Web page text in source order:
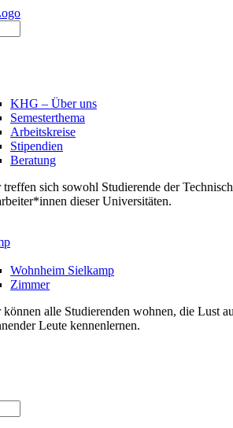
KHG – Über uns
Semesterthema
Arbeitskreise
Stipendien
Beratung
treffen sich sowohl Studierende der
dieser Universitäten.
Wohnheim Sielkamp
Zimmer
alle Studierenden wohnen, die Lust
Leute kennenlernen.